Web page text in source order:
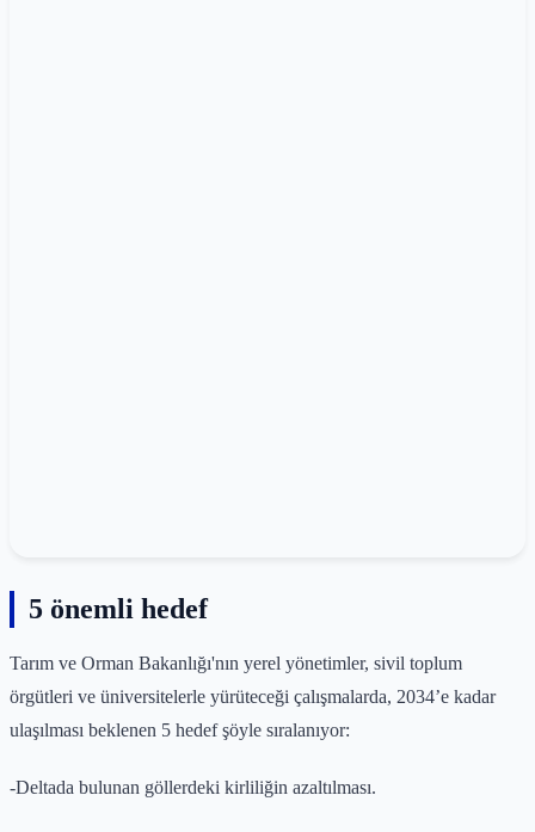
5 önemli hedef
Tarım ve Orman Bakanlığı'nın yerel yönetimler, sivil toplum
örgütleri ve üniversitelerle yürüteceği çalışmalarda, 2034’e kadar
ulaşılması beklenen 5 hedef şöyle sıralanıyor:
-Deltada bulunan göllerdeki kirliliğin azaltılması.